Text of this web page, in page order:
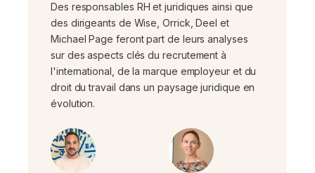
Des responsables RH et juridiques ainsi que
des dirigeants de Wise, Orrick, Deel et
Michael Page feront part de leurs analyses
sur des aspects clés du recrutement à
l'international, de la marque employeur et du
droit du travail dans un paysage juridique en
évolution.